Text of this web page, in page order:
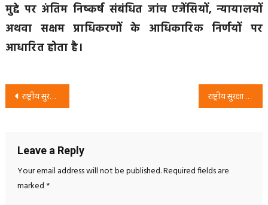
मुद्दे पर अंतिम निष्कर्ष संबंधित जांच एजेंसियों, न्यायालयों
अथवा सक्षम प्राधिकरणों के आधिकारिक निर्णयों पर
आधारित होता है।
Post
राष्ट्रीय सुरक्षा पार्टी (RSP) का अभियान: राम मंदिर चंदा, पेपर लीक और सीमा सुरक्षा जैसे मुद्दों पर सरकार से सवाल राष्ट्रीय सुरक्षा पार्टी (RSP) का अभियान: महिला शिक्षा, महिला सशक्तिकरण और समान अवसरों पर जनजागरण
Leave a Reply
Your email address will not be published.Required fields are
marked *